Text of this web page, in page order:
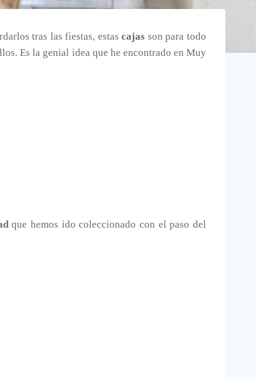
tras las fiestas, estascajas son para todo
Es la genial idea que he encontrado en Muy
que hemos ido coleccionado con el paso del